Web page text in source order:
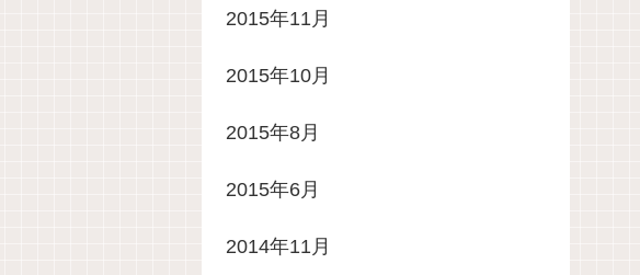
2015年11月
2015年10月
2015年8月
2015年6月
2014年11月